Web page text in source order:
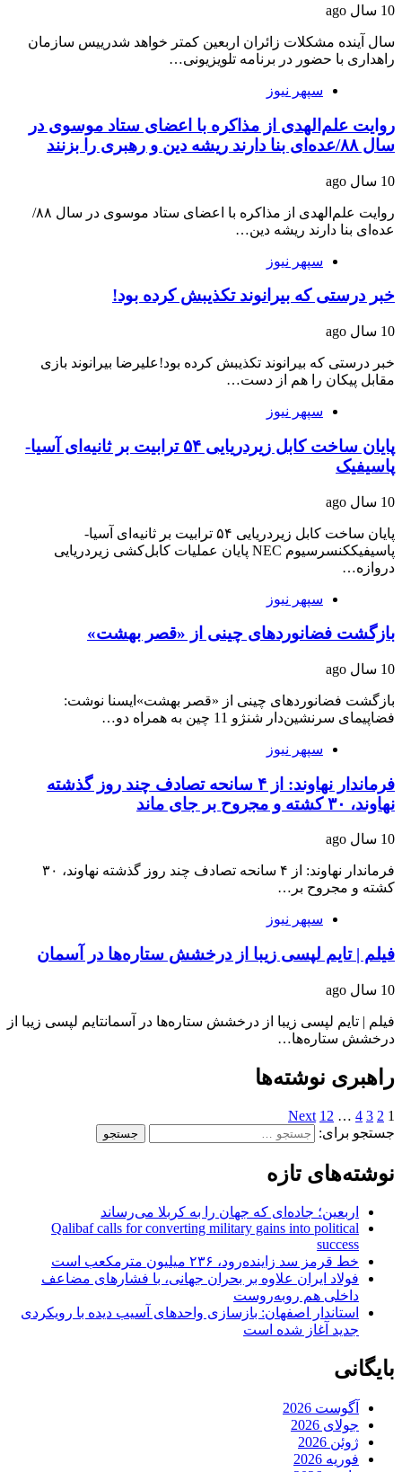
10 سال ago
سال آینده مشکلات زائران اربعین کمتر خواهد شدرییس سازمان
راهداری با حضور در برنامه تلویزیونی…
سپهر نیوز
روایت علم‌الهدی از مذاکره با اعضای ستاد موسوی در
سال ۸۸/عده‌ای بنا دارند ریشه دین و رهبری را بزنند
10 سال ago
روایت علم‌الهدی از مذاکره با اعضای ستاد موسوی در سال ۸۸/
عده‌ای بنا دارند ریشه دین…
سپهر نیوز
خبر درستی که بیرانوند تکذیبش کرده بود!
10 سال ago
خبر درستی که بیرانوند تکذیبش کرده بود!علیرضا بیرانوند بازی
مقابل پیکان را هم از دست…
سپهر نیوز
پایان ساخت کابل زیردریایی ۵۴ ترابیت بر ثانیه‌ای آسیا-
پاسیفیک
10 سال ago
پایان ساخت کابل زیردریایی ۵۴ ترابیت بر ثانیه‌ای آسیا-
پاسیفیککنسرسیوم NEC پایان عملیات کابل‌کشی زیردریایی
دروازه…
سپهر نیوز
بازگشت فضانوردهای چینی از «قصر بهشت»
10 سال ago
بازگشت فضانوردهای چینی از «قصر بهشت»ایسنا نوشت:
فضاپیمای سرنشین‌دار شنژو 11 چین به همراه دو…
سپهر نیوز
فرماندار نهاوند: از ۴ سانحه تصادف چند روز گذشته
نهاوند، ۳۰ کشته و مجروح بر جای ماند
10 سال ago
فرماندار نهاوند: از ۴ سانحه تصادف چند روز گذشته نهاوند، ۳۰
کشته و مجروح بر…
سپهر نیوز
فیلم | تایم لپسی زیبا از درخشش ستاره‌ها در آسمان
10 سال ago
فیلم | تایم لپسی زیبا از درخشش ستاره‌ها در آسمانتایم لپسی زیبا از
درخشش ستاره‌ها…
راهبری نوشته‌ها
1
2
3
4
…
12
Next
جستجو برای:
نوشته‌های تازه
اربعین؛ جاده‌ای که جهان را به کربلا می‌رساند
Qalibaf calls for converting military gains into political
success
خط قرمز سد زاینده‌رود، ۲۳۶ میلیون مترمکعب است
فولاد ایران علاوه بر بحران جهانی، با فشارهای مضاعف
داخلی هم روبه‌روست
استاندار اصفهان: بازسازی واحدهای آسیب دیده با رویکردی
جدید آغاز شده است
بایگانی
آگوست 2026
جولای 2026
ژوئن 2026
فوریه 2026